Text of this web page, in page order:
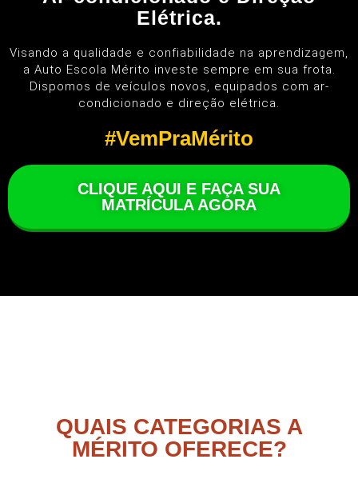
Elétrica.
Visando a qualidade e confiabilidade na aprendizagem,
a Auto Escola Mérito investe sempre em sua frota.
Dispomos de veículos novos, equipados com ar-
condicionado e direção elétrica.
#VemPraMérito
CLIQUE AQUI E FAÇA SUA
MATRÍCULA AGORA
QUAIS CATEGORIAS A
MÉRITO OFERECE?